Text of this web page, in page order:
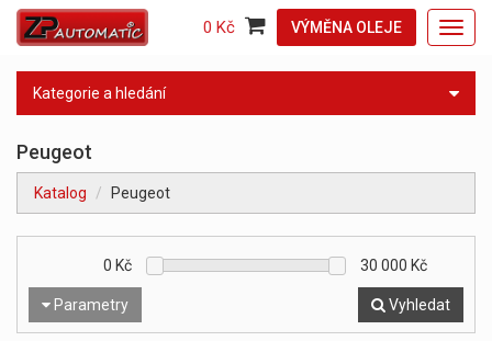
VÝMĚNA OLEJE
0 Kč
Kategorie a hledání
Peugeot
Katalog Peugeot
Parametry
0 Kč 30 000 Kč
Vyhledat